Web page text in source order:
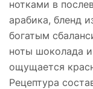
нотками в
арабика, бленд
богатым
ноты шоколада и
ощущается
Рецептура